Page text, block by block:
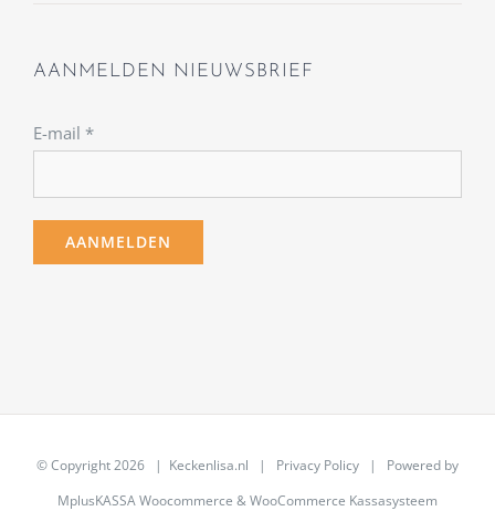
AANMELDEN NIEUWSBRIEF
E-mail *
© Copyright2026 | Keckenlisa.nl | Privacy Policy | Powered by
MplusKASSA Woocommerce &WooCommerce Kassasysteem